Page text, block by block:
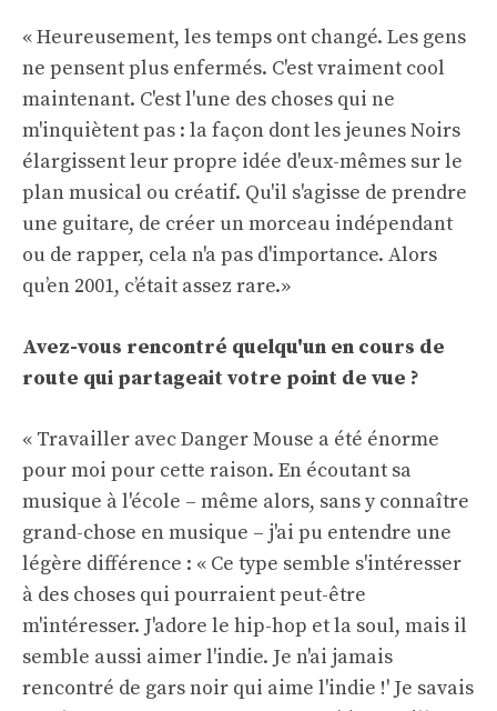
« Heureusement, les temps ont changé. Les gens
ne pensent plus enfermés. C'est vraiment cool
maintenant. C'est l'une des choses qui ne
m'inquiètent pas : la façon dont les jeunes Noirs
élargissent leur propre idée d'eux-mêmes sur le
plan musical ou créatif. Qu'il s'agisse de prendre
une guitare, de créer un morceau indépendant
ou de rapper, cela n'a pas d'importance. Alors
qu’en 2001, c’était assez rare.»
Avez-vous rencontré quelqu'un en cours de
route qui partageait votre point de vue ?
« Travailler avec Danger Mouse a été énorme
pour moi pour cette raison. En écoutant sa
musique à l'école – même alors, sans y connaître
grand-chose en musique – j'ai pu entendre une
légère différence : « Ce type semble s'intéresser
à des choses qui pourraient peut-être
m'intéresser. J'adore le hip-hop et la soul, mais il
semble aussi aimer l'indie. Je n'ai jamais
rencontré de gars noir qui aime l'indie !' Je savais